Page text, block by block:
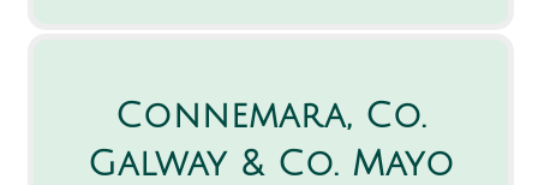
Connemara, Co.
Galway & Co. Mayo